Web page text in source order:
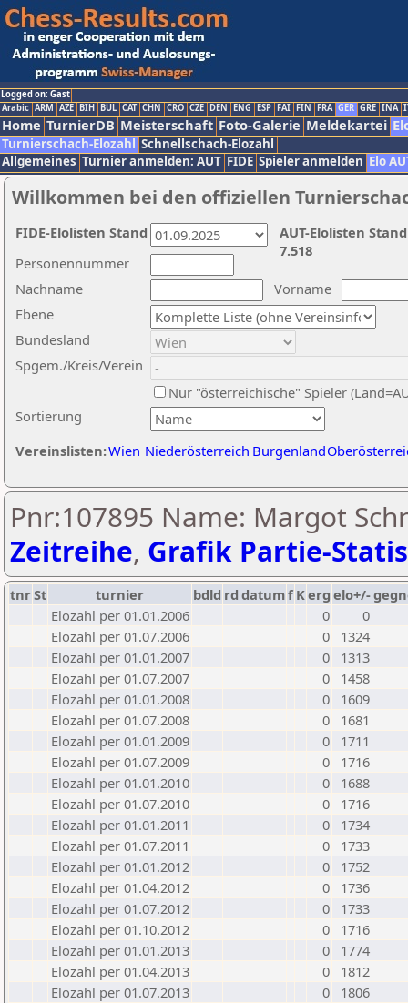
Logged on: Gast
Arabic ARM AZE BIH BUL CAT CHN CRO CZE DEN ENG ESP FAI FIN FRA GER GRE INA
Home TurnierDB Meisterschaft Foto-Galerie Meldekartei
Turnierschach-Elozahl Schnellschach-Elozahl
Allgemeines Turnier anmelden: AUT FIDE Spieler anmelden Elo
Willkommen bei den offiziellen
Nachname
Vorname
Ebene
Sortierung
Personennummer
Bundesland
Spgem./Kreis/Verein
Nur "österreichische" Spieler
Vereinslisten:Wien Niederösterreich Burgenland
AUT-Elolisten
7.518
FIDE-Elolisten Stand
Pnr:107895 Name: Margot
Zeitreihe, Grafik Partie-
tnrSt turnier bdld rd datumf Kerg elo+/-
Elozahl per 01.01.2006
0
0
Elozahl per 01.07.2006
0
1324
Elozahl per 01.01.2007
0
1313
Elozahl per 01.07.2007
0
1458
Elozahl per 01.01.2008
0
1609
Elozahl per 01.07.2008
0
1681
Elozahl per 01.01.2009
0
1711
Elozahl per 01.07.2009
0
1716
Elozahl per 01.01.2010
0
1688
Elozahl per 01.07.2010
0
1716
Elozahl per 01.01.2011
0
1734
Elozahl per 01.07.2011
0
1733
Elozahl per 01.01.2012
0
1752
Elozahl per 01.04.2012
0
1736
Elozahl per 01.07.2012
0
1733
Elozahl per 01.10.2012
0
1716
Elozahl per 01.01.2013
0
1774
Elozahl per 01.04.2013
0
1812
Elozahl per 01.07.2013
0
1806